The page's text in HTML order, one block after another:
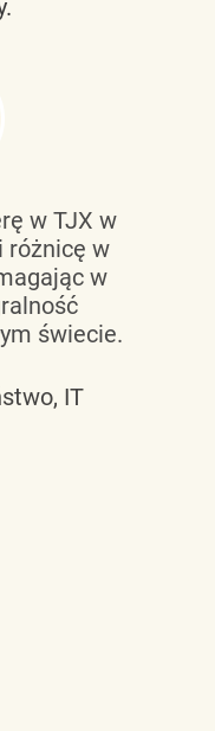
w TJX w
różnicę w
w
świecie.
IT